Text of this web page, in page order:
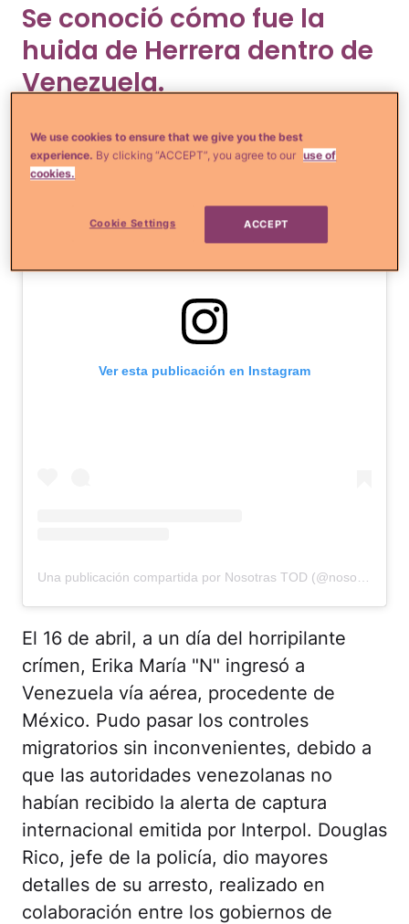
Se conoció cómo fue la
huida de Herrera dentro de
Venezuela.
Ver esta publicación en Instagram
El 16 de abril, a un día del horripilante
crímen, Erika María "N" ingresó a
Venezuela vía aérea, procedente de
México. Pudo pasar los controles
migratorios sin inconvenientes, debido a
que las autoridades venezolanas no
habían recibido la alerta de captura
internacional emitida por Interpol. Douglas
Rico, jefe de la policía, dio mayores
detalles de su arresto, realizado en
colaboración entre los gobiernos de
We use cookies to ensure that we give you the best
experience. By clicking “ACCEPT”, you agree to our use of
cookies.
Cookie Settings ACCEPT